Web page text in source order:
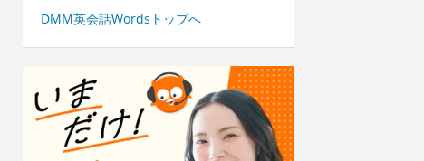
DMM英会話Wordsトップへ